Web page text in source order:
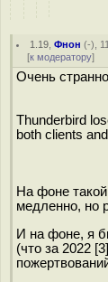
1.19 ,Фнон (-),
[к модератору]
Очень
Thunderbird
both clients
На фоне
медленно, но
И на фоне, я
(что за 2022